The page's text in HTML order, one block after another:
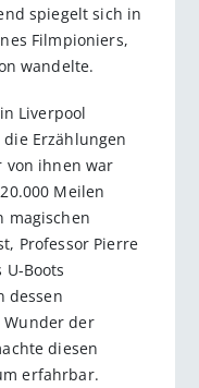
spiegelt sich in
Filmpioniers,
wandelte.
Liverpool
Erzählungen
von ihnen war
Meilen
magischen
Professor Pierre
Boots
dessen
Wunder der
diesen
erfahrbar.